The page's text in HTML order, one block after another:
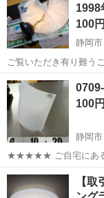
1998
100円
静岡市
ご覧いただき有り難うございます。 静岡市と
営しています。 粗⼤ご
スしています。 ★★★★★ ご自宅にある不要品を是非ジモティースポ
ットへお持...
静岡 静岡市
100円
静岡市
★★★★★ ご自宅にある
みしませんか？ 家電、
衣料服飾品、生活雑貨
静岡 静岡市 照
【